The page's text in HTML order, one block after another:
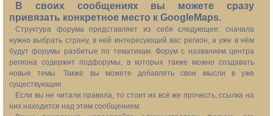
В своих сообщениях вы можете сразу
привязать конкретное место к GoogleMaps.
Структура форума представляет из себя следующее: сначала
нужно выбрать страну, в ней интересующий вас регион, а уже в нём
будут форумы разбитые по тематикам. Форум с названием центра
региона содержит подфорумы, в которых также можно создавать
новые темы. Также вы можете добавлять свои мысли в уже
существующие.
Если вы не читали правила, то стоит их всё же прочесть, ссылка на
них находится над этим сообщением.